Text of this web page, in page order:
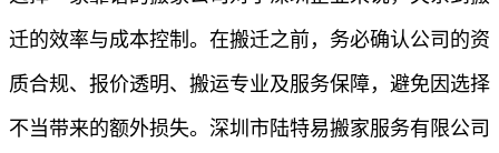
迁的效率与成本控制。在搬迁之前，务必确认公司的资
质合规、报价透明、搬运专业及服务保障，避免因选择
不当带来的额外损失。深圳市陆特易搬家服务有限公司